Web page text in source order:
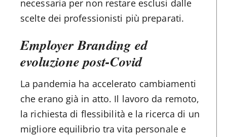
necessaria per non restare esclusi dalle
scelte dei professionisti più preparati.
Employer Branding ed
evoluzione post-Covid
La pandemia ha accelerato cambiamenti
che erano già in atto. Il lavoro da remoto,
la richiesta di flessibilità e la ricerca di un
migliore equilibrio tra vita personale e